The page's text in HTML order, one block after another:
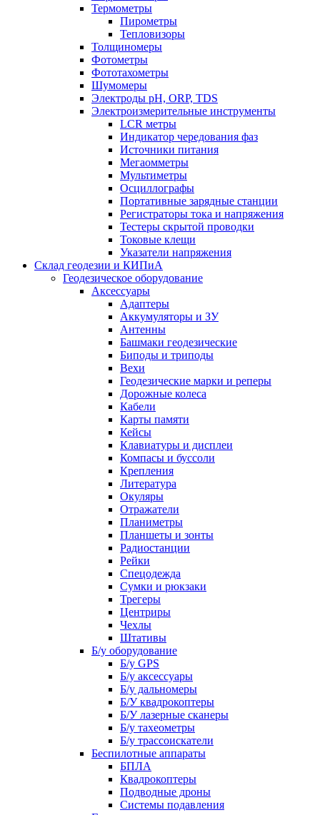
Термометры
Пирометры
Тепловизоры
Толщиномеры
Фотометры
Фототахометры
Шумомеры
Электроды pH, ORP, TDS
Электроизмерительные инструменты
LCR метры
Индикатор чередования фаз
Источники питания
Мегаомметры
Мультиметры
Осциллографы
Портативные зарядные станции
Регистраторы тока и напряжения
Тестеры скрытой проводки
Токовые клещи
Указатели напряжения
Склад геодезии и КИПиА
Геодезическое оборудование
Аксессуары
Адаптеры
Аккумуляторы и ЗУ
Антенны
Башмаки геодезические
Биподы и триподы
Вехи
Геодезические марки и реперы
Дорожные колеса
Кабели
Карты памяти
Кейсы
Клавиатуры и дисплеи
Компасы и буссоли
Крепления
Литература
Окуляры
Отражатели
Планиметры
Планшеты и зонты
Радиостанции
Рейки
Спецодежда
Сумки и рюкзаки
Трегеры
Центриры
Чехлы
Штативы
Б/у оборудование
Б/у GPS
Б/у аксессуары
Б/у дальномеры
Б/У квадрокоптеры
Б/У лазерные сканеры
Б/у тахеометры
Б/у трассоискатели
Беспилотные аппараты
БПЛА
Квадрокоптеры
Подводные дроны
Системы подавления